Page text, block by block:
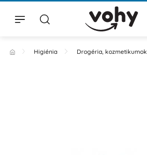
Higiénia Drogéria, kozmetikumok